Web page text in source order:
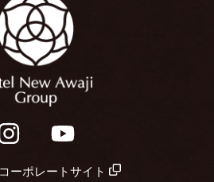
ーポレートサイト